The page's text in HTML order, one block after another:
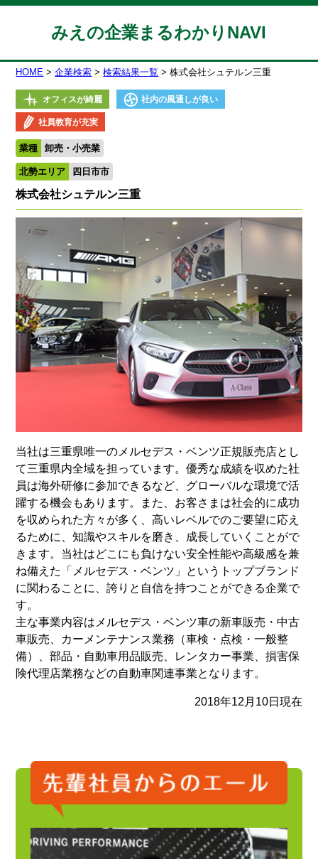
みえの企業まるわかりNAVI
HOME 企業検索 検索結果一覧 株式会社シュテルン三重
オフィスが綺麗 社内の風通しが良い
社員教育が充実
業種 卸売・小売業
北勢エリア 四日市市
株式会社シュテルン三重
当社は三重県唯一のメルセデス・ベンツ正規販売店とし
て三重県内全域を担っています。優秀な成績を収めた社
員は海外研修に参加できるなど、グローバルな環境で活
躍する機会もあります。また、お客さまは社会的に成功
を収められた方々が多く、高いレベルでのご要望に応え
るために、知識やスキルを磨き、成長していくことがで
きます。当社はどこにも負けない安全性能や高級感を兼
ね備えた「メルセデス・ベンツ」というトップブランド
に関わることに、誇りと自信を持つことができる企業で
す。
主な事業内容はメルセデス・ベンツ車の新車販売・中古
車販売、カーメンテナンス業務（車検・点検・一般整
備）、部品・自動車用品販売、レンタカー事業、損害保
険代理店業務などの自動車関連事業となります。
2018年12月10日現在